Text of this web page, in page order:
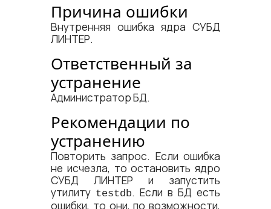
Причина ошибки
Внутренняя ошибка ядра СУБД
ЛИНТЕР.
Ответственный за
устранение
Администратор БД.
Рекомендации по
устранению
Повторить запрос. Если ошибка
не исчезла, то остановить ядро
СУБД ЛИНТЕР и запустить
утилиту testdb. Если в БД есть
ошибки, то они, по возможности,